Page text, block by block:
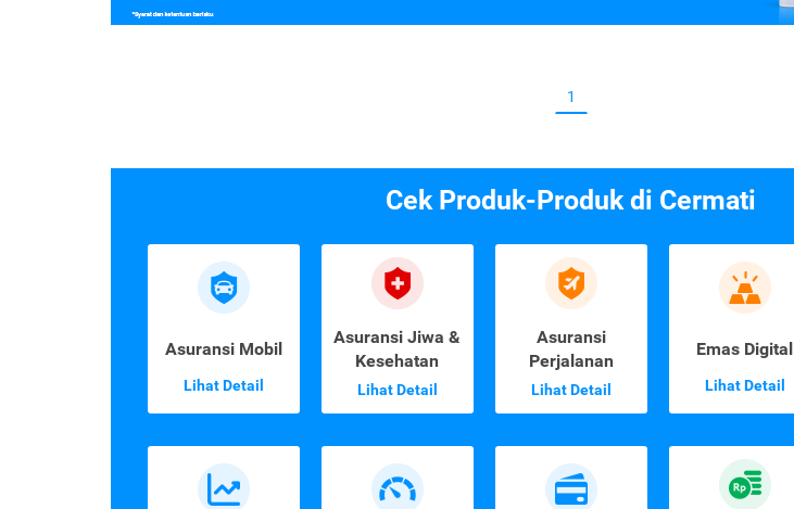
1
Cek Produk-Produk di Cermati
Asuransi Mobil
Lihat Detail
Asuransi Jiwa &
Kesehatan
Lihat Detail
Asuransi
Perjalanan
Lihat Detail
Emas Digital
Lihat Detail